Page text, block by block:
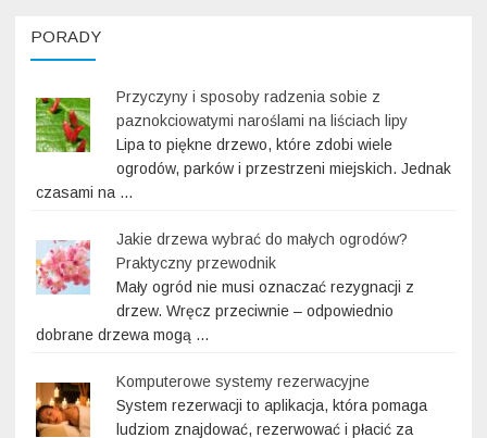
PORADY
Przyczyny i sposoby radzenia sobie z
paznokciowatymi naroślami na liściach lipy
Lipa to piękne drzewo, które zdobi wiele
ogrodów, parków i przestrzeni miejskich. Jednak
czasami na …
Jakie drzewa wybrać do małych ogrodów?
Praktyczny przewodnik
Mały ogród nie musi oznaczać rezygnacji z
drzew. Wręcz przeciwnie – odpowiednio
dobrane drzewa mogą …
Komputerowe systemy rezerwacyjne
System rezerwacji to aplikacja, która pomaga
ludziom znajdować, rezerwować i płacić za